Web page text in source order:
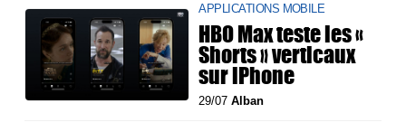
APPLICATIONS MOBILE
HBO Max teste les «
Shorts » verticaux
sur iPhone
29/07Alban